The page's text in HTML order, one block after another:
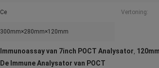
Ce Vertoning:
300mm×280mm×120mm
Immunoassay van 7inch POCT Analysator,
De Immune Analysator van POCT